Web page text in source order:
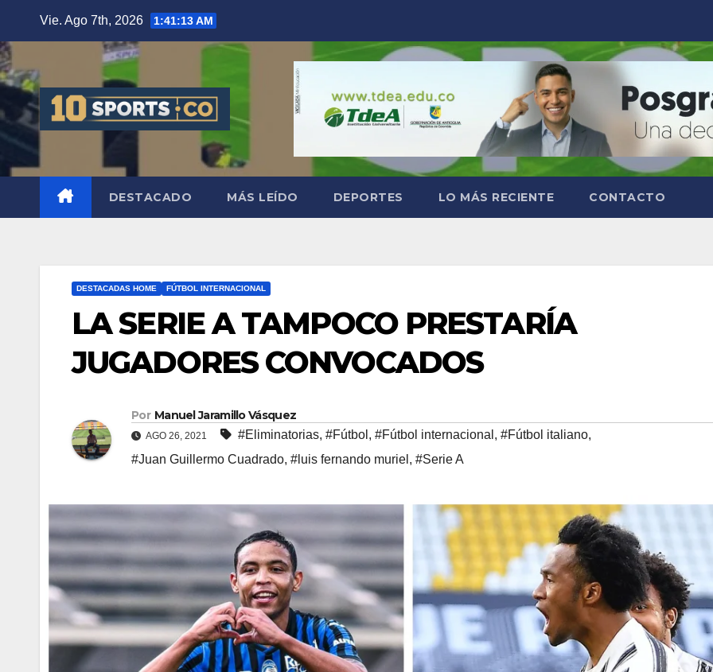
Vie. Ago 7th, 2026 1:41:14 AM
DESTACADO MÁS LEÍDO DEPORTES LO MÁS RECIENTE CONTACTO
DESTACADAS HOME FÚTBOL INTERNACIONAL
LA SERIE A TAMPOCO PRESTARÍA
JUGADORES CONVOCADOS
Por Manuel Jaramillo Vásquez
AGO 26, 2021 #Eliminatorias, #Fútbol , #Fútbol internacional , #Fútbol italiano,
#Juan Guillermo Cuadrado, #luis fernando muriel , #Serie A